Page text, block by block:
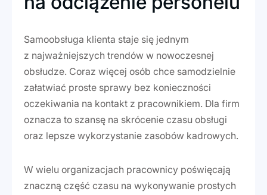
Samoobsługa klienta staje się jednym
z najważniejszych trendów w nowoczesnej
obsłudze. Coraz więcej osób chce samodzielnie
załatwiać proste sprawy bez konieczności
oczekiwania na kontakt z pracownikiem. Dla firm
oznacza to szansę na skrócenie czasu obsługi
oraz lepsze wykorzystanie zasobów kadrowych.
W wielu organizacjach pracownicy poświęcają
znaczną część czasu na wykonywanie prostych